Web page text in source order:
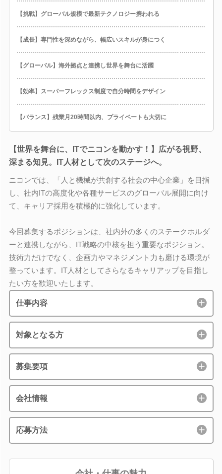
【挑戦】グローバル規模で最新テクノロジー携われる
【成長】専門性を深めながら、幅広いスキルが身につく
【グローバル】海外拠点と連携し世界を舞台に活躍
【効率】スーパーフレックス制度で自分時間をデザイン
【バランス】残業月20時間以内、プライベートも大切に
【世界を舞台に、ITでニコンを動かす！】広がる視野、
深まる知見。IT人材として次のステージへ。
ニコンでは、「人と機械が共創する社会の中心企業」を目指
し、社内ITの高度化や各種サービスのグローバル展開に向け
て、キャリア採用を積極的に強化しています。
今回募集するポジションは、社内外の多くのステークホルダ
ーと連携しながら、IT戦略の中核を担う重要なポジション。
技術力だけでなく、企画力やマネジメント力も磨ける環境が
整っています。IT人材としてさらなるキャリアップを目指し
たい方を歓迎いたします。
仕事内容
対象となる方
募集要項
会社情報
応募方法